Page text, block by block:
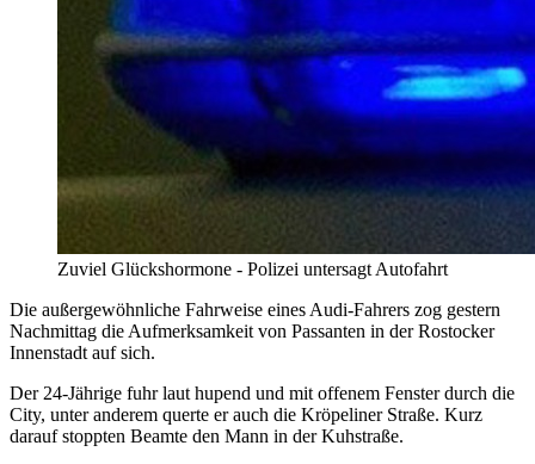
Zuviel Glückshormone - Polizei untersagt Autofahrt
Die außergewöhnliche Fahrweise eines Audi-Fahrers zog gestern
Nachmittag die Aufmerksamkeit von Passanten in der Rostocker
Innenstadt auf sich.
Der 24-Jährige fuhr laut hupend und mit offenem Fenster durch die
City, unter anderem querte er auch die Kröpeliner Straße. Kurz
darauf stoppten Beamte den Mann in der Kuhstraße.